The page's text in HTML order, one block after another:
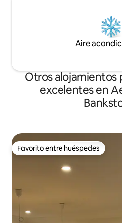
Aire
Otros alojamientos
excelentes en
Favorito entre huéspedes
Favorito entre huéspedes